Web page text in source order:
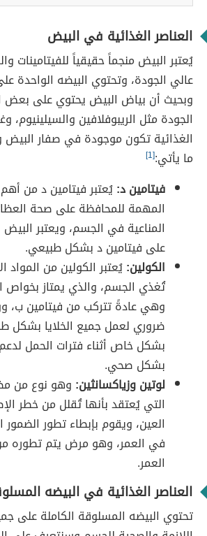
العناصر الغذائية في البيض
يُعتبر البيض منجماً حقيقياً للفيتامينات
وبحيث أن بياض البيض يحتوي على بعض
الجودة مثل الريبوفلافين والسيلينيوم،
الغذائية تكون موجودة في صفار
ما يأتي:[1]
فيتامين د:يُعتبر فيتامين د من أهم
المهمة للمحافظة على صحة
المناعية في الجسم، ويعتبر
على فيتامين د بشكل طبيعي.
الكولين:يُعتبر الكولين من المواد
تُغذي الجسم، والذي يمتاز بخواص
وهي عادةً تتركب من فيتامين ب،
ضروري لعمل جميع الخلايا بشكل
بشكل خاص أثناء فترات الحمل
بشكل صحي.
لوتين وزياكسانثين: وهو نوع من
التي يُعتقد بأنها تُقلل من خطر
العين، ويقوم بإبطاء تطور
في العمر، وهو مرض يتم تطوره
العمر.
العناصر الغذائية في البيضه
تحتوي البيضه المسلوقة الكاملة على